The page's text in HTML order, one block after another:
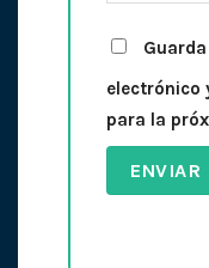
electrónico
para la